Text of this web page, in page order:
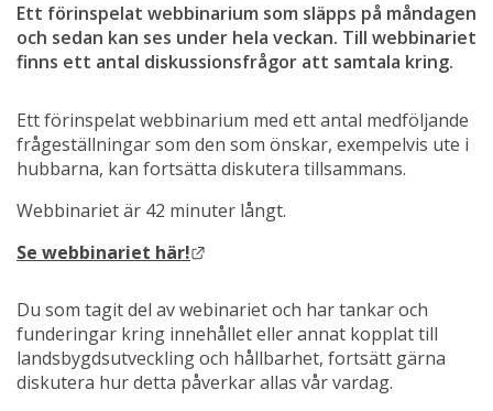
Ett förinspelat webbinarium som släpps på måndagen
och sedan kan ses under hela veckan. Till webbinariet
finns ett antal diskussionsfrågor att samtala kring.
Ett förinspelat webbinarium med ett antal medföljande
frågeställningar som den som önskar, exempelvis ute i
hubbarna, kan fortsätta diskutera tillsammans.
Webbinariet är 42 minuter långt.
Se webbinariet här!
Du som tagit del av webinariet och har tankar och
funderingar kring innehållet eller annat kopplat till
landsbygdsutveckling och hållbarhet, fortsätt gärna
diskutera hur detta påverkar allas vår vardag.